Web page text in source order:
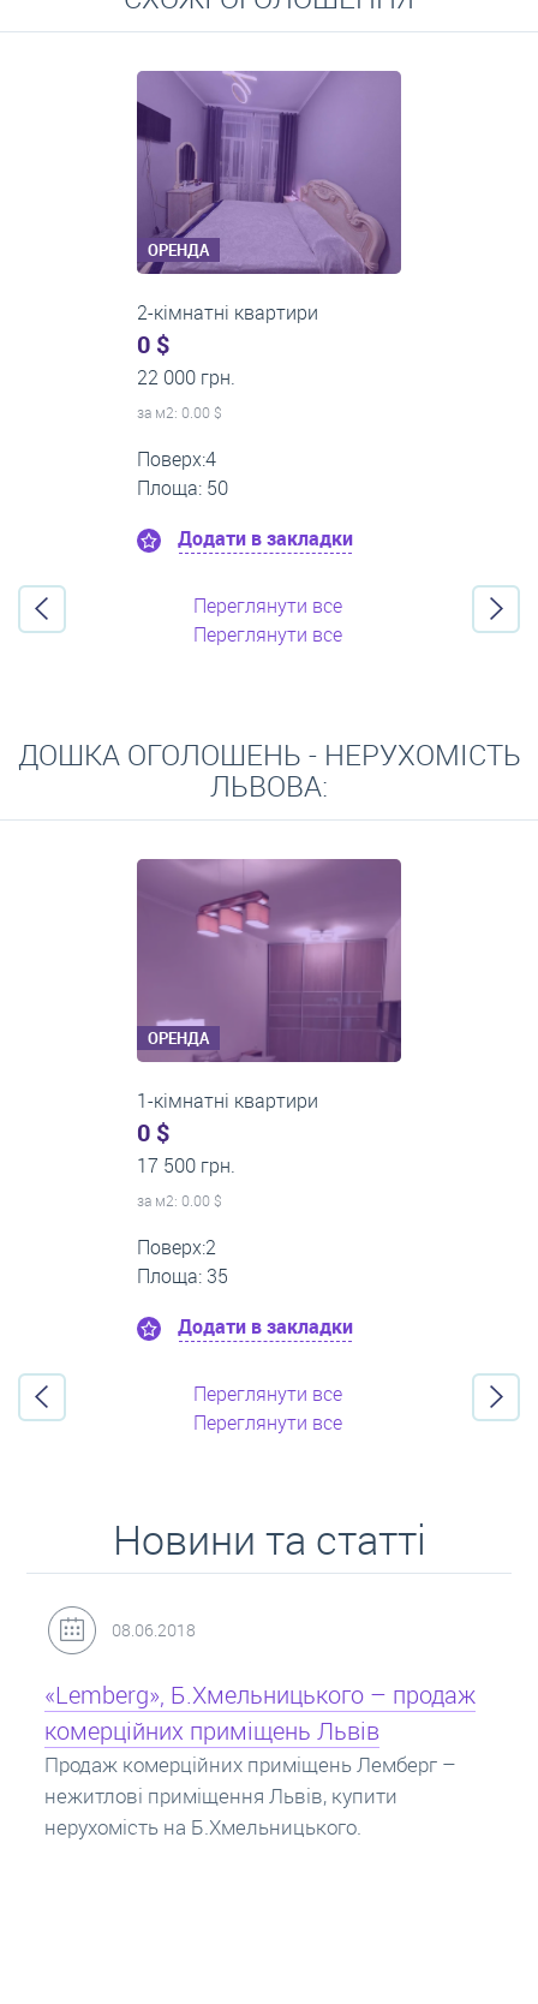
Середні ціни на довготривалу оренду квартир, особняків,
кімнат
ОРЕНДА
2-кімнатні квартири
0 $
24 000 грн.
за м2: 0.00 $
Поверх:1
Площа: 45
Додати в закладки
Переглянути все
Переглянути все
ДОШКА ОГОЛОШЕНЬ - НЕРУХОМІСТЬ
ЛЬВОВА:
ОРЕНДА
3-кімнатні квартири
500 $
0 грн.
за м2: 8.33 $
Поверх:3
Площа: 60
Додати в закладки
Переглянути все
Переглянути все
Новини та статті
31.05.2018
Кредит під заставу нерухомості: іпотека
Іпотека на квартиру – кредит на житло під
заставу нерухомості. Купити в іпотеку – що
потрібно знати? Консультація від Експертів
про іпотечні кредити.